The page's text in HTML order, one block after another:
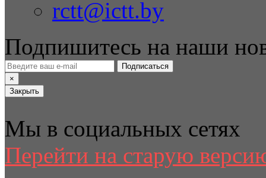
rctt@ictt.by
Подпишитесь на наши
Подписаться
×
Закрыть
Мы в социальных сетях
Перейти на старую